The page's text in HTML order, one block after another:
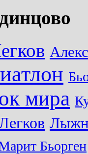
мира
Бьорген